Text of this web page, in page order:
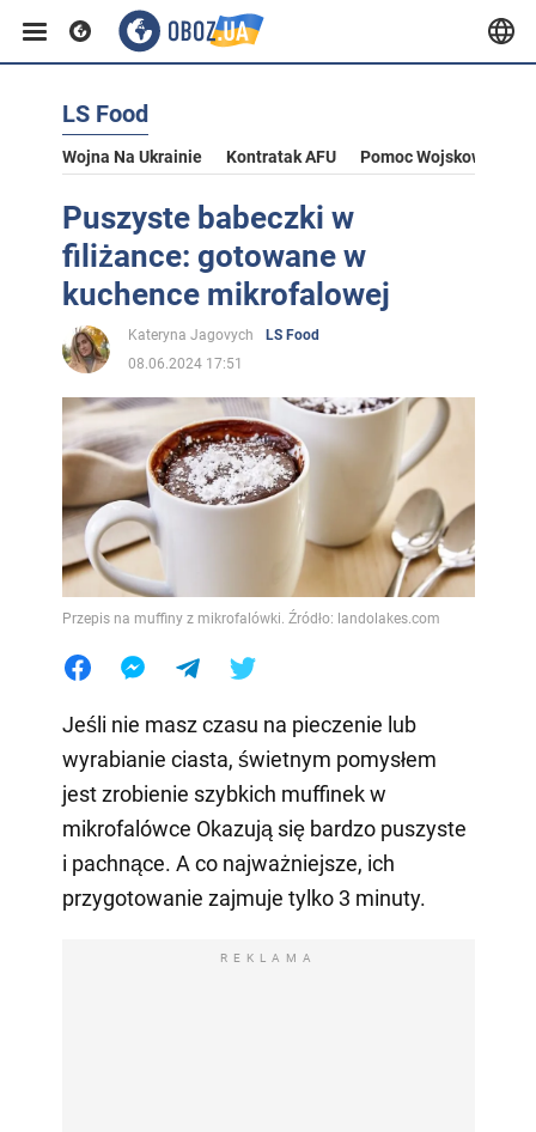
LS Food
Wojna Na Ukrainie Kontratak AFU Pomoc Wojskowa Dla
Puszyste babeczki w
filiżance: gotowane w
kuchence mikrofalowej
Kateryna Jagovych
LS Food
08.06.2024 17:51
Przepis na muffiny z mikrofalówki. Źródło: landolakes.com
Jeśli nie masz czasu na pieczenie lub
wyrabianie ciasta, świetnym pomysłem
jest zrobienie szybkich muffinek w
mikrofalówce Okazują się bardzo puszyste
i pachnące. A co najważniejsze, ich
przygotowanie zajmuje tylko 3 minuty.
REKLAMA